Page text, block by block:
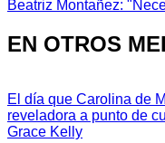
Beatriz Montañez:
EN OTROS
El día que Carolina de
reveladora a punto de
Grace Kelly